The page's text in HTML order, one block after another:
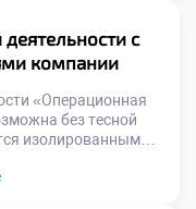
мышления и
создает
кадры.
[…]
с
компании
«Операционная
без тесной
изолированным
от качества